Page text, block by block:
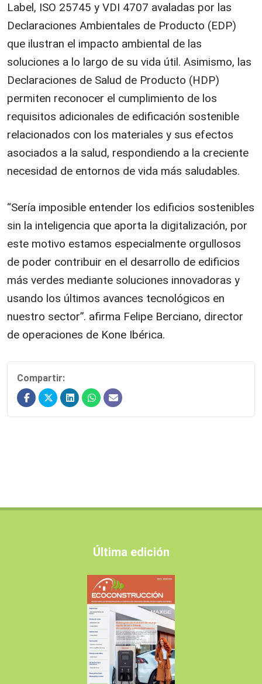
Label, ISO 25745 y VDI 4707 avaladas por las
Declaraciones Ambientales de Producto (EDP)
que ilustran el impacto ambiental de las
soluciones a lo largo de su vida útil. Asimismo, las
Declaraciones de Salud de Producto (HDP)
permiten reconocer el cumplimiento de los
requisitos adicionales de edificación sostenible
relacionados con los materiales y sus efectos
asociados a la salud, respondiendo a la creciente
necesidad de entornos de vida más saludables.
“Sería imposible entender los edificios sostenibles
sin la inteligencia que aporta la digitalización, por
este motivo estamos especialmente orgullosos
de poder contribuir en el desarrollo de edificios
más verdes mediante soluciones innovadoras y
usando los últimos avances tecnológicos en
nuestro sector”. afirma Felipe Berciano, director
de operaciones de Kone Ibérica.
Compartir:
Última edición